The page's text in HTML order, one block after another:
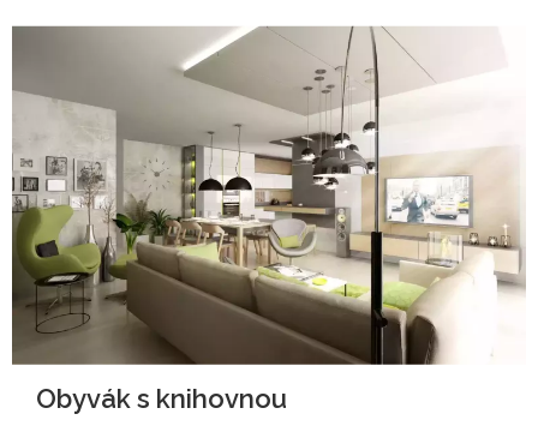
Obyvák s knihovnou